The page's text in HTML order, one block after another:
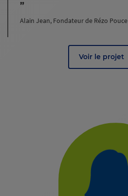
Alain Jean, Fondateur de Rézo Pouce
Voir le projet